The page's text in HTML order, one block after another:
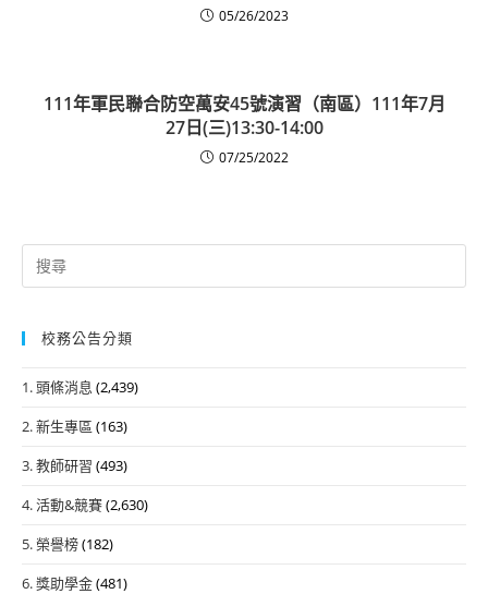
05/26/2023
111年軍民聯合防空萬安45號演習（南區）111年7月
27日(三)13:30-14:00
07/25/2022
Search
for:
校務公告分類
1. 頭條消息 (2,439)
2. 新生專區 (163)
3. 教師研習 (493)
4. 活動&競賽(2,630)
5. 榮譽榜(182)
6. 獎助學金(481)